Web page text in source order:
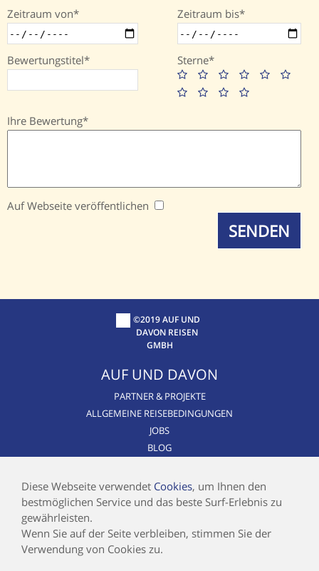
Diese Webseite verwendet Cookies, um Ihnen den
bestmöglichen Service und das beste Surf-Erlebnis zu
gewährleisten.
Wenn Sie auf der Seite verbleiben, stimmen Sie der
Verwendung von Cookies zu.
Zeitraum von
Zeitraum bis
Bewertungstitel Sterne
Ihre Bewertung
Auf Webseite veröffentlichen
©2019 AUF UND
DAVON REISEN
GMBH
AUF UND DAVON
PARTNER & PROJEKTE
ALLGEMEINE REISEBEDINGUNGEN
JOBS
BLOG
AIRLINE BLACKLIST
KONTAKT
IMPRESSUM